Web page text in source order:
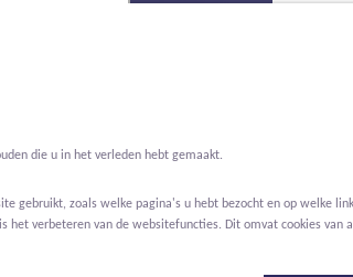
die u in het verleden hebt gemaakt.
gebruikt, zoals welke pagina's u hebt bezocht en op welke
verbeteren van de websitefuncties. Dit omvat cookies van